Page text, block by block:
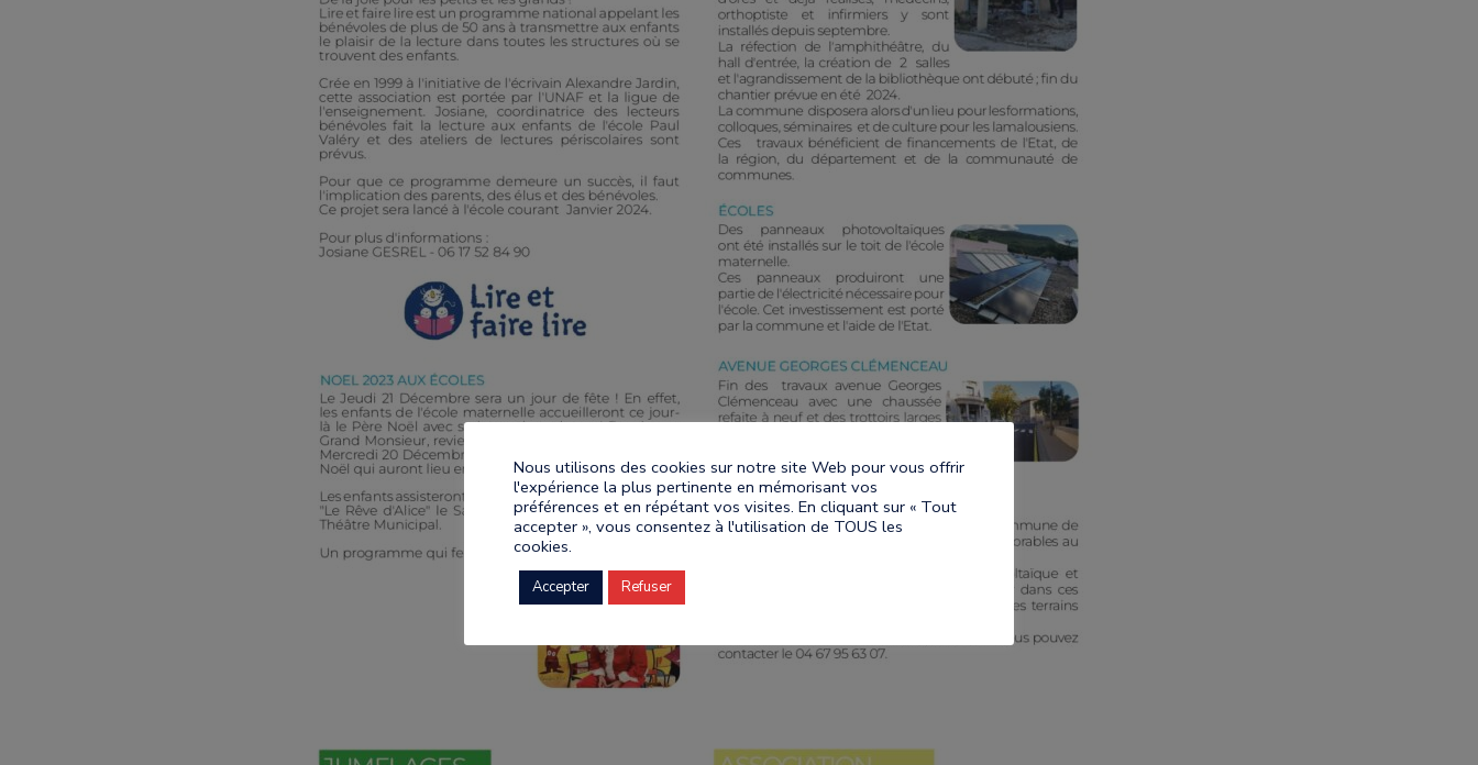
Nous utilisons des cookies sur notre site Web pour vous offrir
l'expérience la plus pertinente en mémorisant vos
préférences et en répétant vos visites. En cliquant sur « Tout
accepter », vous consentez à l'utilisation de TOUS les
cookies.
Accepter Refuser